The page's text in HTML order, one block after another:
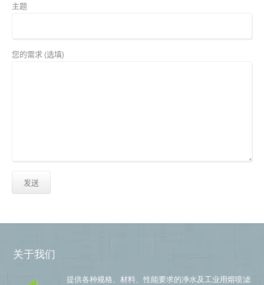
主题
您的需求 (选填)
关于我们
提供各种规格、材料、性能要求的净水及工业用熔喷滤